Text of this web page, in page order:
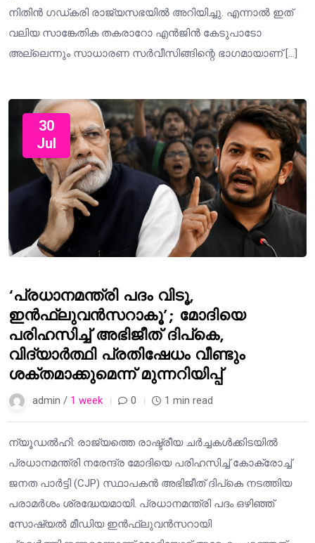
നിതിൻ ഗഡ്കരി രാജ്യസഭയിൽ അറിയിച്ചു. എന്നാൽ ഇത്
വലിയ സാങ്കേതിക തകരാറോ എൻജിൻ കേടുപാടോ
അല്ലെന്നും സാധാരണ സർവീസിങ്ങിന്റെ ഭാഗമായാണ് […]
30
Jul
‘പ്രധാനമന്ത്രി പദം വിടൂ,
ഇൻഫ്ലുവൻസറാകൂ’; മോദിയെ
പരിഹസിച്ച് അഭിജീത് ദിപ്കെ,
വിദ്യാർത്ഥി പ്രതിഷേധം വീണ്ടും
ശക്തമാക്കുമെന്ന് മുന്നറിയിപ്പ്
admin / 1 week 0 1 min read
ന്യൂഡൽഹി: രാജ്യത്തെ രാഷ്ട്രീയ ചർച്ചകൾക്കിടയിൽ
പ്രധാനമന്ത്രി നരേന്ദ്ര മോദിയെ പരിഹസിച്ച് കോക്രോച്ച്
ജനത പാർട്ടി (CJP) സ്ഥാപകൻ അഭിജീത് ദിപ്കെ നടത്തിയ
പരാമർശം ശ്രദ്ധേയമായി. പ്രധാനമന്ത്രി പദം ഒഴിഞ്ഞ്
സോഷ്യൽ മീഡിയ ഇൻഫ്ലുവൻസറായി